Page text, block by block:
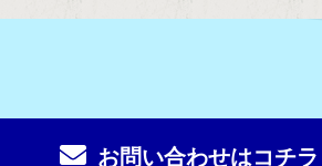
お問い合わせはコチラ